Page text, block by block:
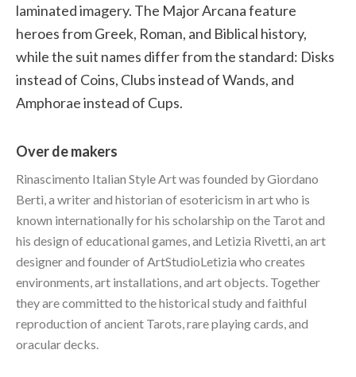
laminated imagery. The Major Arcana feature
heroes from Greek, Roman, and Biblical history,
while the suit names differ from the standard: Disks
instead of Coins, Clubs instead of Wands, and
Amphorae instead of Cups.
Over de makers
Rinascimento Italian Style Art was founded by Giordano
Berti, a writer and historian of esotericism in art who is
known internationally for his scholarship on the Tarot and
his design of educational games, and Letizia Rivetti, an art
designer and founder of ArtStudioLetizia who creates
environments, art installations, and art objects. Together
they are committed to the historical study and faithful
reproduction of ancient Tarots, rare playing cards, and
oracular decks.